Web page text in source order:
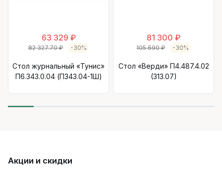
63 329 ₽
82 327.70 ₽ -30%
Стол журнальный «Тунис»
П6.343.0.04 (П343.04-1Ш)
81 300 ₽
105 690 ₽ -30%
Стол «Верди» П4.487.4.02
(313.07)
Акции и скидки